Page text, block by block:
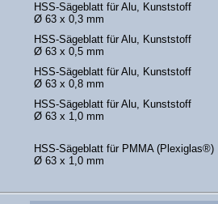
HSS-Sägeblatt für Alu, Kunststoff
Ø 63 x 0,3 mm
HSS-Sägeblatt für Alu, Kunststoff
Ø 63 x 0,5 mm
HSS-Sägeblatt für Alu, Kunststoff
Ø 63 x 0,8 mm
HSS-Sägeblatt für Alu, Kunststoff
Ø 63 x 1,0 mm
HSS-Sägeblatt für PMMA (Plexiglas®)
Ø 63 x 1,0 mm